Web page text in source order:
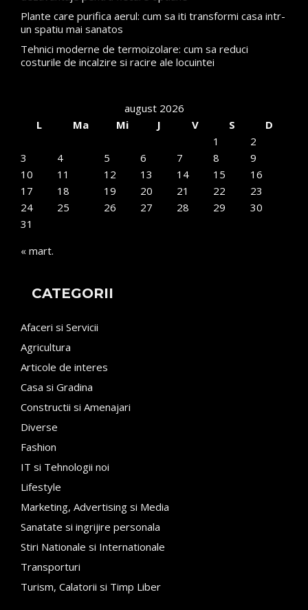
Plante care purifica aerul: cum sa iti transformi casa intr-
un spatiu mai sanatos
Tehnici moderne de termoizolare: cum sa reduci
costurile de incalzire si racire ale locuintei
august 2026
L
Ma Mi J V S
D
1
2
3
4 5 6 7 8
9
10
11 12 13 14 15
16
17
18 19 20 21 22
23
24
25 26 27 28 29
30
31
« mart.
CATEGORII
Afaceri si Servicii
Agricultura
Articole de interes
Casa si Gradina
Constructii si Amenajari
Diverse
Fashion
IT si Tehnologii noi
Lifestyle
Marketing, Advertising si Media
Sanatate si ingrijire personala
Stiri Nationale si Internationale
Transporturi
Turism, Calatorii si Timp Liber